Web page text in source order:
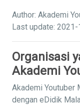
Author: Akademi
Last update:
Organisasi
Akademi
Akademi Youtuber
dengan eDidik